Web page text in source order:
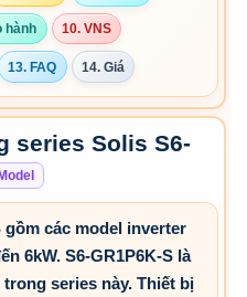
hành 10. VNS
13. FAQ 14. Giá
series Solis S6-
Model
gồm các model inverter
6kW. S6-GR1P6K-S là
series này. Thiết bị